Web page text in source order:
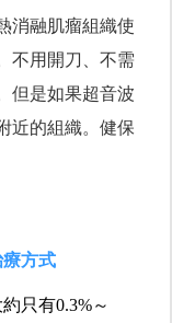
消融肌瘤組織使
不用開刀、不需
但是如果超音波
近的組織。健保
方式
只有0.3%～